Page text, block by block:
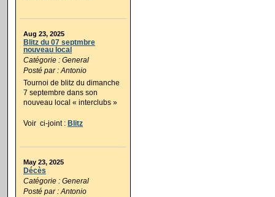
Aug 23, 2025
Blitz du 07 septmbre
nouveau local
Catégorie : General
Posté par : Antonio
Tournoi de blitz du dimanche
7 septembre dans son
nouveau local « interclubs »
Voir ci-joint : Blitz
May 23, 2025
Décès
Catégorie : General
Posté par : Antonio